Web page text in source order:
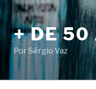
+ DE 50
Por Sérgio Vaz